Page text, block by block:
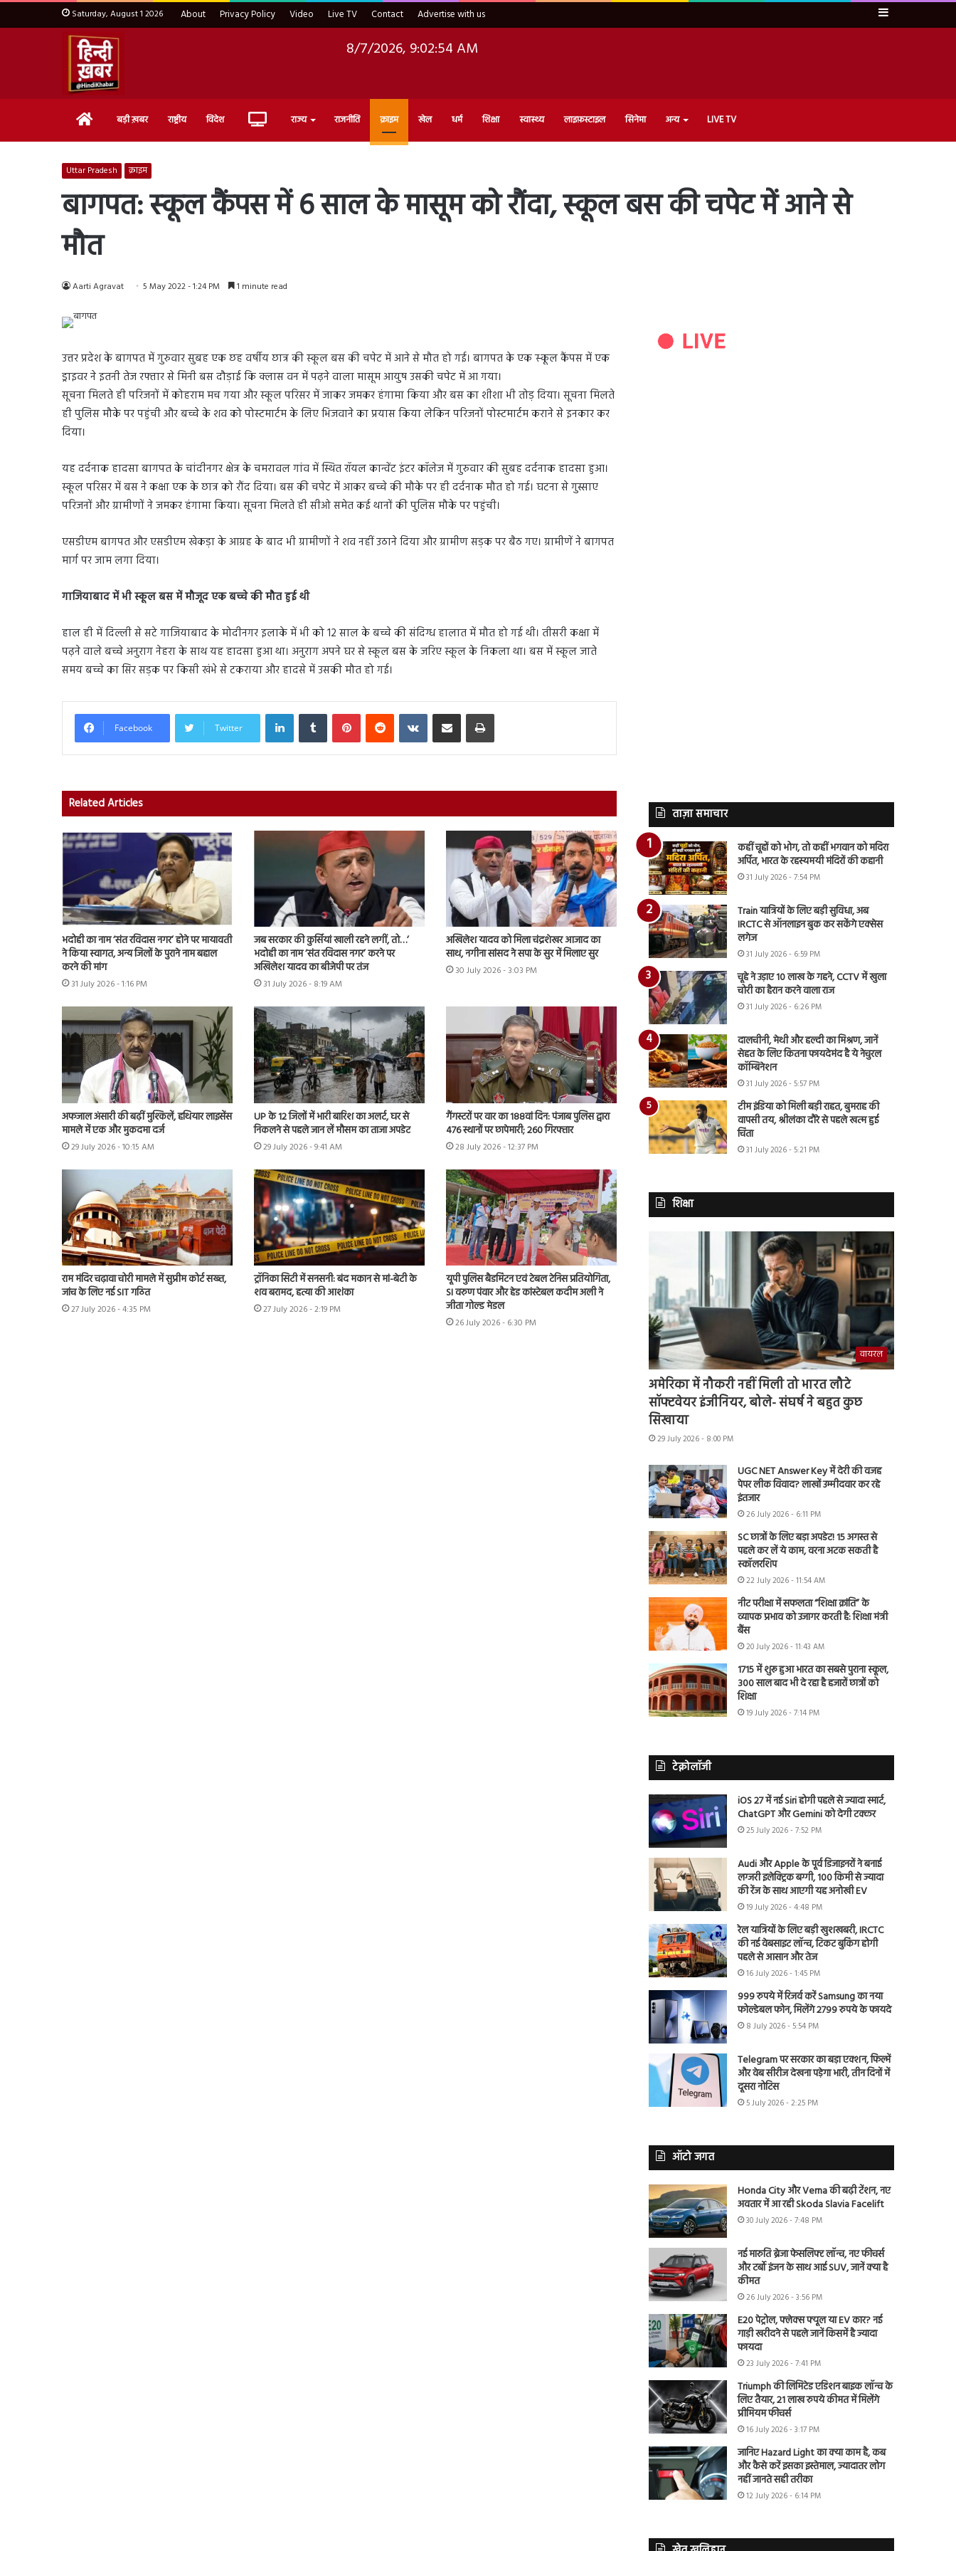
Saturday, August 1 2026 About Privacy Policy Video Live TV Contact Advertise with us Sidebar
8/7/2026, 9:02:55 AM
Home बड़ी ख़बर राष्ट्रीय विदेश Live राज्य राजनीति क्राइम खेल धर्म शिक्षा स्वास्थ्य लाइफ़स्टाइल सिनेमा अन्य LIVE TV
Uttar Pradesh क्राइम
बागपत: स्‍कूल कैंपस में 6 साल के मासूम को रौंदा, स्कूल बस की चपेट में आने से
मौत
Aarti Agravat 5 May 2022 - 1:24 PM 1 minute read
उत्तर प्रदेश के बागपत में गुरुवार सुबह एक छह वर्षीय छात्र की स्कूल बस की चपेट में आने से मौत हो गई। बागपत के एक स्‍कूल कैंपस में एक
ड्राइवर ने इतनी तेज रफ्तार से मिनी बस दौड़ाई कि क्‍लास वन में पढ़ने वाला मासूम आयुष उसकी चपेट में आ गया।
सूचना मिलते ही परिजनों में कोहराम मच गया और स्कूल परिसर में जाकर जमकर हंगामा किया और बस का शीशा भी तोड़ दिया। सूचना मिलते
ही पुलिस मौके पर पहुंची और बच्चे के शव को पोस्टमार्टम के लिए भिजवाने का प्रयास किया लेकिन परिजनों पोस्टमार्टम कराने से इनकार कर
दिया।
यह दर्दनाक हादसा बागपत के चांदीनगर क्षेत्र के चमरावल गांव में स्थित रॉयल कान्वेंट इंटर कॉलेज में गुरुवार की सुबह दर्दनाक हादसा हुआ।
स्कूल परिसर में बस ने कक्षा एक के छात्र को रौंद दिया। बस की चपेट में आकर बच्चे की मौके पर ही दर्दनाक मौत हो गई। घटना से गुस्साए
परिजनों और ग्रामीणों ने जमकर हंगामा किया। सूचना मिलते ही सीओ समेत कई थानों की पुलिस मौके पर पहुंची।
एसडीएम बागपत और एसडीएम खेकड़ा के आग्रह के बाद भी ग्रामीणों ने शव नहीं उठाने दिया और ग्रामीण सड़क पर बैठ गए। ग्रामीणें ने बागपत
मार्ग पर जाम लगा दिया।
गाजियाबाद में भी स्कूल बस में मौजूद एक बच्चे की मौत हुई थी
हाल ही में दिल्ली से सटे गाजियाबाद के मोदीनगर इलाके में भी को 12 साल के बच्चे की संदिग्ध हालात में मौत हो गई थी। तीसरी कक्षा में
पढ़ने वाले बच्चे अनुराग नेहरा के साथ यह हादसा हुआ था। अनुराग अपने घर से स्कूल बस के जरिए स्कूल के निकला था। बस में स्कूल जाते
समय बच्चे का सिर सड़क पर किसी खंभे से टकराया और हादसे में उसकी मौत हो गई।
Facebook Twitter
LinkedInTumblr PinterestReddit VKontakteShare via Email Print
Related Articles
भदोही का नाम ‘संत रविदास नगर’ होने पर मायावती
ने किया स्वागत, अन्य जिलों के पुराने नाम बहाल
करने की मांग
31 July 2026 - 1:16 PM
जब सरकार की कुर्सियां खाली रहने लगीं, तो…’
भदोही का नाम ‘संत रविदास नगर’ करने पर
अखिलेश यादव का बीजेपी पर तंज
31 July 2026 - 8:19 AM
अखिलेश यादव को मिला चंद्रशेखर आजाद का
साथ, नगीना सांसद ने सपा के सुर में मिलाए सुर
30 July 2026 - 3:03 PM
अफजाल अंसारी की बढ़ीं मुश्किलें, हथियार लाइसेंस
मामले में एक और मुकदमा दर्ज
29 July 2026 - 10:15 AM
UP के 12 जिलों में भारी बारिश का अलर्ट, घर से
निकलने से पहले जान लें मौसम का ताजा अपडेट
29 July 2026 - 9:41 AM
गैंगस्टरों पर वार का 188वां दिन: पंजाब पुलिस द्वारा
476 स्थानों पर छापेमारी; 260 गिरफ्तार
28 July 2026 - 12:37 PM
राम मंदिर चढ़ावा चोरी मामले में सुप्रीम कोर्ट सख्त,
जांच के लिए नई SIT गठित
27 July 2026 - 4:35 PM
ट्रॉनिका सिटी में सनसनी: बंद मकान से मां-बेटी के
शव बरामद, हत्या की आशंका
27 July 2026 - 2:19 PM
यूपी पुलिस बैडमिंटन एवं टेबल टेनिस प्रतियोगिता,
SI वरुण पंवार और हेड कांस्टेबल कदीम अली ने
जीता गोल्ड मेडल
26 July 2026 - 6:30 PM
ताज़ा समाचार
कहीं चूहों को भोग, तो कहीं भगवान को मदिरा
अर्पित, भारत के रहस्यमयी मंदिरों की कहानी
31 July 2026 - 7:54 PM
Train यात्रियों के लिए बड़ी सुविधा, अब
IRCTC से ऑनलाइन बुक कर सकेंगे एक्सेस
लगेज
31 July 2026 - 6:59 PM
चूहे ने उड़ाए 10 लाख के गहने, CCTV में खुला
चोरी का हैरान करने वाला राज
31 July 2026 - 6:26 PM
दालचीनी, मेथी और हल्दी का मिश्रण, जानें
सेहत के लिए कितना फायदेमंद है ये नेचुरल
कॉम्बिनेशन
31 July 2026 - 5:57 PM
टीम इंडिया को मिली बड़ी राहत, बुमराह की
वापसी तय, श्रीलंका दौरे से पहले खत्म हुई
चिंता
31 July 2026 - 5:21 PM
शिक्षा
वायरल
अमेरिका में नौकरी नहीं मिली तो भारत लौटे
सॉफ्टवेयर इंजीनियर, बोले- संघर्ष ने बहुत कुछ
सिखाया
29 July 2026 - 8:00 PM
UGC NET Answer Key में देरी की वजह
पेपर लीक विवाद? लाखों उम्मीदवार कर रहे
इंतजार
26 July 2026 - 6:11 PM
SC छात्रों के लिए बड़ा अपडेट! 15 अगस्त से
पहले कर लें ये काम, वरना अटक सकती है
स्कॉलरशिप
22 July 2026 - 11:54 AM
नीट परीक्षा में सफलता “शिक्षा क्रांति” के
व्यापक प्रभाव को उजागर करती है: शिक्षा मंत्री
बैंस
20 July 2026 - 11:43 AM
1715 में शुरू हुआ भारत का सबसे पुराना स्कूल,
300 साल बाद भी दे रहा है हजारों छात्रों को
शिक्षा
19 July 2026 - 7:14 PM
टेक्नोलॉजी
iOS 27 में नई Siri होगी पहले से ज्यादा स्मार्ट,
ChatGPT और Gemini को देगी टक्कर
25 July 2026 - 7:52 PM
Audi और Apple के पूर्व डिजाइनरों ने बनाई
लग्जरी इलेक्ट्रिक बग्गी, 100 किमी से ज्यादा
की रेंज के साथ आएगी यह अनोखी EV
19 July 2026 - 4:48 PM
रेल यात्रियों के लिए बड़ी खुशखबरी, IRCTC
की नई वेबसाइट लॉन्च, टिकट बुकिंग होगी
पहले से आसान और तेज
16 July 2026 - 1:45 PM
999 रुपये में रिजर्व करें Samsung का नया
फोल्डेबल फोन, मिलेंगे 2799 रुपये के फायदे
8 July 2026 - 5:54 PM
Telegram पर सरकार का बड़ा एक्शन, फिल्में
और वेब सीरीज देखना पड़ेगा भारी, तीन दिनों में
दूसरा नोटिस
5 July 2026 - 2:25 PM
ऑटो जगत
Honda City और Verna की बढ़ी टेंशन, नए
अवतार में आ रही Skoda Slavia Facelift
30 July 2026 - 7:48 PM
नई मारुति ब्रेजा फेसलिफ्ट लॉन्च, नए फीचर्स
और टर्बो इंजन के साथ आई SUV, जानें क्या है
कीमत
26 July 2026 - 3:56 PM
E20 पेट्रोल, फ्लेक्स फ्यूल या EV कार? नई
गाड़ी खरीदने से पहले जानें किसमें है ज्यादा
फायदा
23 July 2026 - 7:41 PM
Triumph की लिमिटेड एडिशन बाइक लॉन्च के
लिए तैयार, 21 लाख रुपये कीमत में मिलेंगे
प्रीमियम फीचर्स
16 July 2026 - 3:17 PM
जानिए Hazard Light का क्या काम है, कब
और कैसे करें इसका इस्तेमाल, ज्यादातर लोग
नहीं जानते सही तरीका
12 July 2026 - 6:14 PM